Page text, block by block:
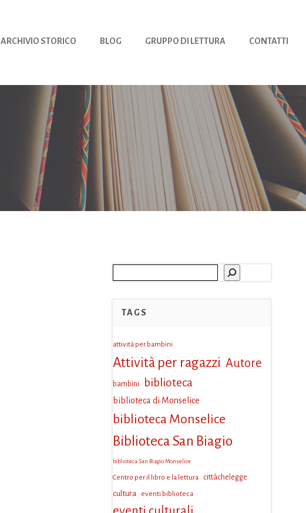
ARCHIVIO STORICO BLOG GRUPPO DI LETTURA CONTATTI
TAGS
attività per bambini
Attività per ragazzi Autore
bambini biblioteca
biblioteca di Monselice
biblioteca Monselice
Biblioteca San Biagio
biblioteca San Biagio Monselice
Centro per il libro e la lettura cittàchelegge
cultura eventi biblioteca